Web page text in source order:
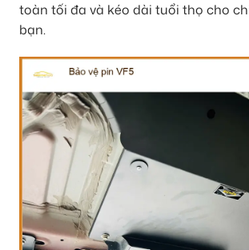
toàn tối đa và kéo dài tuổi thọ cho
bạn.